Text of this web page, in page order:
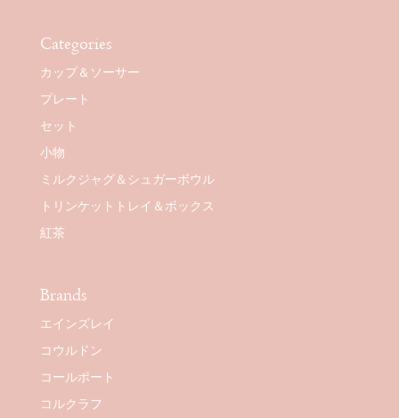
Categories
カップ＆ソーサー
プレート
セット
小物
ミルクジャグ＆シュガーボウル
トリンケットトレイ＆ボックス
紅茶
Brands
エインズレイ
コウルドン
コールポート
コルクラフ